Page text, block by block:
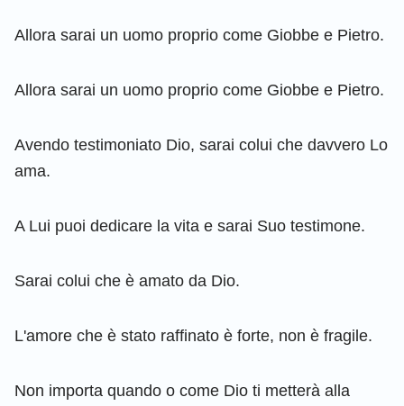
Allora sarai un uomo proprio come Giobbe e Pietro.
Allora sarai un uomo proprio come Giobbe e Pietro.
Avendo testimoniato Dio, sarai colui che davvero Lo
ama.
A Lui puoi dedicare la vita e sarai Suo testimone.
Sarai colui che è amato da Dio.
L'amore che è stato raffinato è forte, non è fragile.
Non importa quando o come Dio ti metterà alla